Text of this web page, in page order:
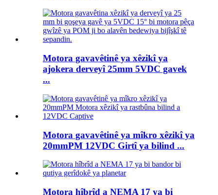
Motora gavavêtinê ya xêzikî ya
ajokera derveyî 25mm 5VDC gavek
...
Motora gavavêtinê ya mîkro xêzikî ya
20mmPM 12VDC Girtî ya bilind ...
Motora hîbrîd a NEMA 17 ya bi